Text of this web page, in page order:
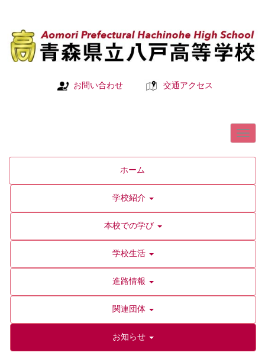
お問い合わせ 交通アクセス
ホーム
学校紹介
本校での学び
学校生活
進路情報
関連団体
お知らせ